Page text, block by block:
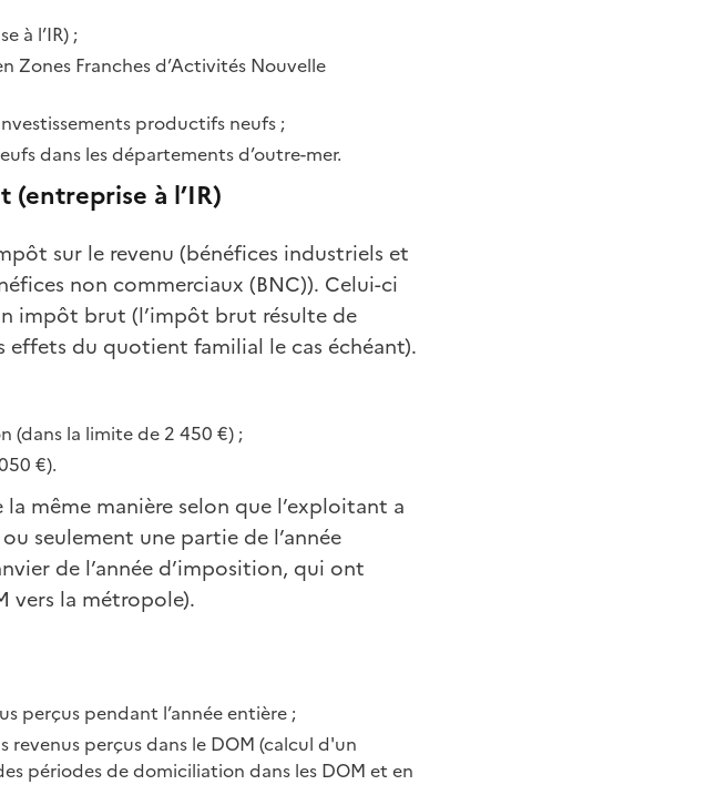
à l’IR) ;
Zones Franches d’Activités Nouvelle
productifs neufs ;
dans les départements d’outre-mer.
à l’IR)
sur le revenu (bénéfices industriels et
non commerciaux (BNC)). Celui-ci
impôt brut (l’impôt brut résulte de
effets du quotient familial le cas échéant).
(dans la limite de 2 450 €) ;
€).
même manière selon que l’exploitant a
seulement une partie de l’année
de l’année d’imposition, qui ont
vers la métropole).
perçus pendant l’année entière ;
revenus perçus dans le DOM (calcul d'un
périodes de domiciliation dans les DOM et en